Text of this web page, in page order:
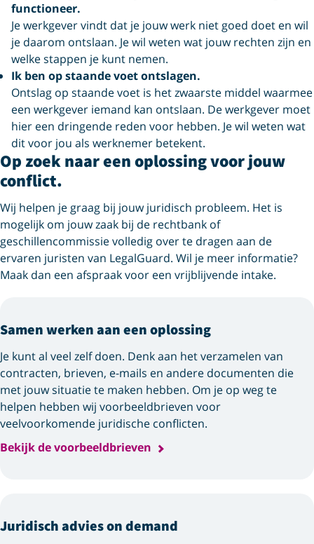
functioneer.
Je werkgever vindt dat je jouw werk niet goed doet en wil
je daarom ontslaan. Je wil weten wat jouw rechten zijn en
welke stappen je kunt nemen.
Ik ben op staande voet ontslagen.
Ontslag op staande voet is het zwaarste middel waarmee
een werkgever iemand kan ontslaan. De werkgever moet
hier een dringende reden voor hebben. Je wil weten wat
dit voor jou als werknemer betekent.
Op zoek naar een oplossing voor jouw
conflict.
Wij helpen je graag bij jouw juridisch probleem. Het is
mogelijk om jouw zaak bij de rechtbank of
geschillencommissie volledig over te dragen aan de
ervaren juristen van LegalGuard. Wil je meer informatie?
Maak dan een afspraak voor een vrijblijvende intake.
Samen werken aan een oplossing
Je kunt al veel zelf doen. Denk aan het verzamelen van
contracten, brieven, e-mails en andere documenten die
met jouw situatie te maken hebben. Om je op weg te
helpen hebben wij voorbeeldbrieven voor
veelvoorkomende juridische conflicten.
Bekijk de voorbeeldbrieven
Juridisch advies on demand